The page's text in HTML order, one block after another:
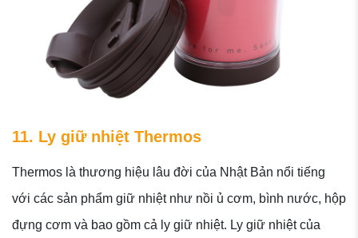
11. Ly giữ nhiệt Thermos
Thermos là thương hiệu lâu đời của Nhật Bản nổi tiếng
với các sản phẩm giữ nhiệt như nồi ủ cơm, bình nước, hộp
đựng cơm và bao gồm cả ly giữ nhiệt. Ly giữ nhiệt của